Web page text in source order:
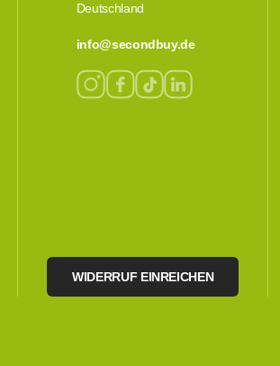
Deutschland
info@secondbuy.de
WIDERRUF EINREICHEN